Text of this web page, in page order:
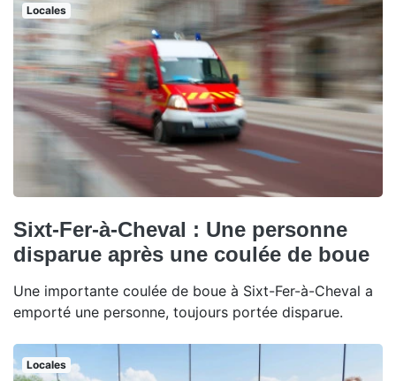
Locales
Sixt-Fer-à-Cheval : Une personne
disparue après une coulée de boue
Une importante coulée de boue à Sixt-Fer-à-Cheval a
emporté une personne, toujours portée disparue.
Locales